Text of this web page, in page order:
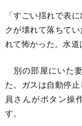
「すごい揺れで表
クが壊れて落ちて
れて怖かった。水道
別の部屋にいた
た。ガスは自動停
員さんがボタン操
す。